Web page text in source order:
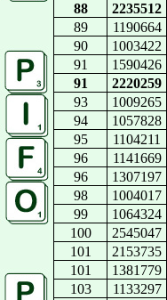
88
2235512
89
1190664
90
1003422
91
1590426
91
2220259
93
1009265
94
1057828
95
1104211
96
1141669
96
1307197
98
1004017
99
1064324
100
2545047
101
2153735
101
1381779
103
1133297